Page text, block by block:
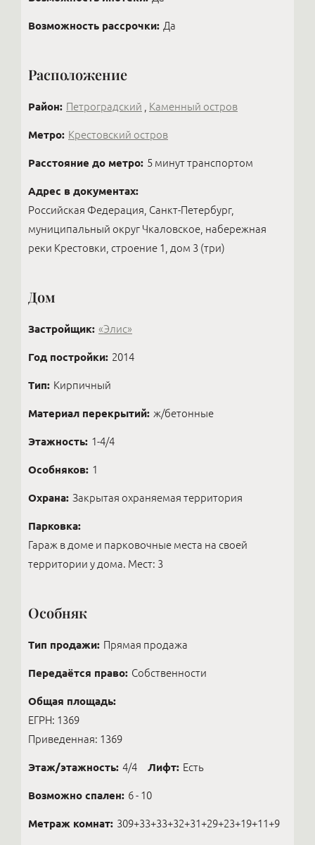
получая огромное наслаждение от созидания
Возможность рассрочки: Да
Расположение
Район: Петроградский Каменный остров
Метро: Крестовский остров
Расстояние до метро: 5 минут транспортом
Адрес в документах:
Российская Федерация, Санкт-Петербург,
муниципальный округ Чкаловское, набережная
реки Крестовки, строение 1, дом 3 (три)
Дом
Застройщик: «Элис»
Год постройки: 2014
Тип: Кирпичный
Материал перекрытий: ж/бетонные
Этажность: 1-4/4
Особняков: 1
Охрана: Закрытая охраняемая территория
Парковка:
Гараж в доме и парковочные места на своей
территории у дома. Мест: 3
Особняк
Тип продажи: Прямая продажа
Передаётся право: Собственности
Общая площадь:
ЕГРН: 1369
Приведенная: 1369
Этаж/этажность: 4/4 Лифт: Есть
Возможно спален: 6 - 10
Метраж комнат: 309+33+33+32+31+29+23+19+11+9